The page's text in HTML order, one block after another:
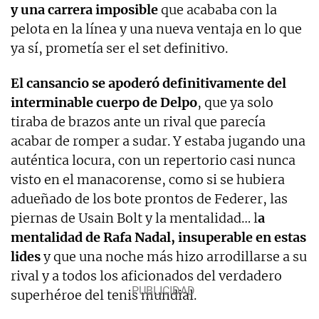
y una carrera imposibleque acababa con la
pelota en la línea y una nueva ventaja en lo que
ya sí, prometía ser el set definitivo.
El cansancio se apoderó definitivamente del
interminable cuerpo de Delpo, que ya solo
tiraba de brazos ante un rival que parecía
acabar de romper a sudar. Y estaba jugando una
auténtica locura, con un repertorio casi nunca
visto en el manacorense, como si se hubiera
adueñado de los bote prontos de Federer, las
piernas de Usain Bolt y la mentalidad… la
mentalidad de Rafa Nadal, insuperable en estas
lidesy que una noche más hizo arrodillarse a su
rival y a todos los aficionados del verdadero
superhéroe del tenis mundial.